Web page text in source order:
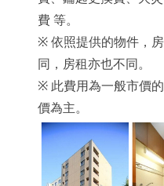
費 等。
※ 依照提供的物件，
同，房租亦也不同。
※ 此費用為一般市價
價為主。